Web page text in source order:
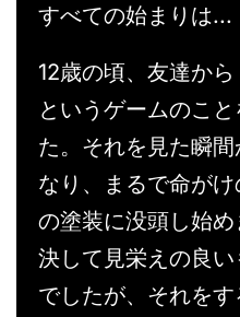
すべての始まりは...
12歳の頃、友達から
というゲームのこ
た。それを見た瞬
なり、まるで命が
の塗装に没頭し始
決して見栄えの良
でしたが、それを